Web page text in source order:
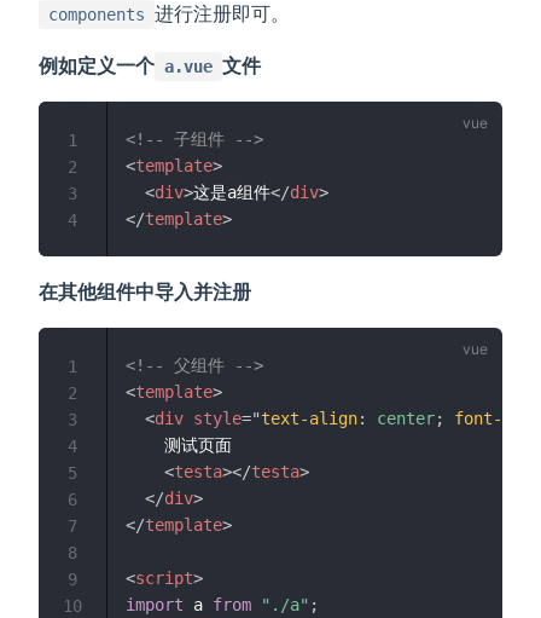
components 进行注册即可。
例如定义一个 a.vue 文件
<!-- 子组件 -->
<template>
<div>这是a组件</div>
</template>
1
2
3
4
在其他组件中导入并注册
<!-- 父组件 -->
<template>
<div style="text-align: center;
font-size
    测试页面
<testa></testa>
</div>
</template>
<script>
import a from "./a" ;
1
2
3
4
5
6
7
8
9
10